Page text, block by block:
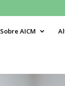
Sobre AICM